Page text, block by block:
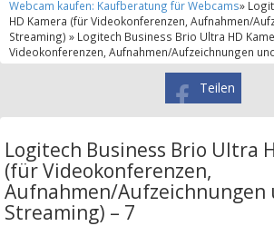
Webcam kaufen: Kaufberatung für Webcams»
HD Kamera (für Videokonferenzen, Aufnahmen/
Streaming) » Logitech Business Brio Ultra HD
Videokonferenzen, Aufnahmen/Aufzeichnungen
Teilen
Logitech Business Brio Ultra
(für Videokonferenzen,
Aufnahmen/Aufzeichnungen
Streaming) – 7